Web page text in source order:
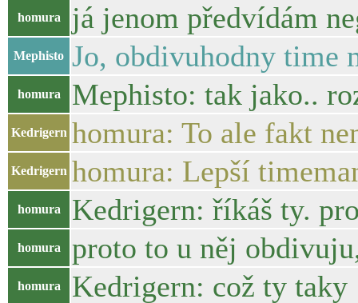
homura já jenom předvídám
Mephisto Jo, obdivuhodny time
homura Mephisto: tak jako..
Kedrigern homura: To ale fakt
Kedrigern homura: Lepší
homura Kedrigern: říkáš ty.
homura proto to u něj
homura Kedrigern: což ty taky